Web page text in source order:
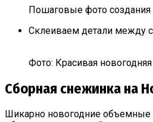
Пошаговые фото
Склеиваем детали между
Фото: Красивая
Сборная снежинка на
Шикарно новогодние объемные